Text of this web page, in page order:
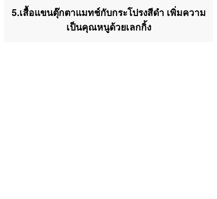
5.เสื้อแขนตุ๊กตาแมทช์กับกระโปรงสีดำ เพิ่มความ
เป็นคุณหนูด้วยเลกกิ้ง